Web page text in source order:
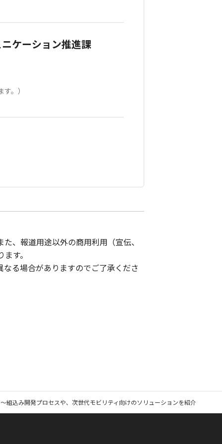
ケーション推進課
。）
、報道用途以外の商用利用（宣伝、
す。
る場合がありますのでご了承くださ
組込み開発プロセスや、次世代モビリティ向けのソリューションを紹介